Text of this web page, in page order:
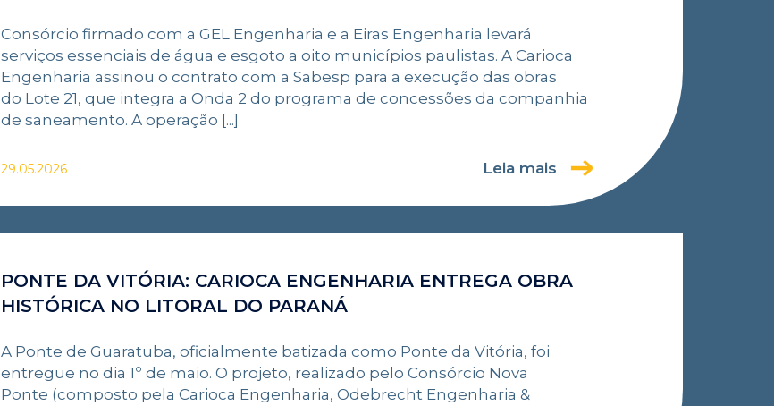
Consórcio firmado com a GEL Engenharia e a Eiras Engenharia levará
serviços essenciais de água e esgoto a oito municípios paulistas. A Carioca
Engenharia assinou o contrato com a Sabesp para a execução das obras
do Lote 21, que integra a Onda 2 do programa de concessões da companhia
de saneamento. A operação [...]
29.05.2026 Leia mais
PONTE DA VITÓRIA: CARIOCA ENGENHARIA ENTREGA OBRA
HISTÓRICA NO LITORAL DO PARANÁ
A Ponte de Guaratuba, oficialmente batizada como Ponte da Vitória, foi
entregue no dia 1º de maio. O projeto, realizado pelo Consórcio Nova
Ponte (composto pela Carioca Engenharia, Odebrecht Engenharia &